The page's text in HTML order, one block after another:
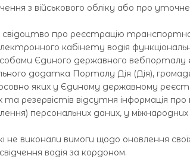
з військового обліку або про
свідоцтво про реєстрацію
кабінету водія
Єдиного державного вебпорталу
додатка Порталу Дія (Дія),
яких у Єдиному державному
та резервістів відсутня інформація
персональних даних, у
не виконали вимоги щодо оновлення
водія за кордоном.